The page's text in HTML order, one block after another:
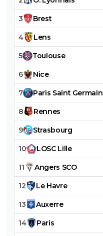
3 Brest
4 Lens
5 Toulouse
6 Nice
7 Paris Saint Germain
8 Rennes
9 Strasbourg
10 LOSC Lille
11 Angers SCO
12 Le Havre
13 Auxerre
14 Paris